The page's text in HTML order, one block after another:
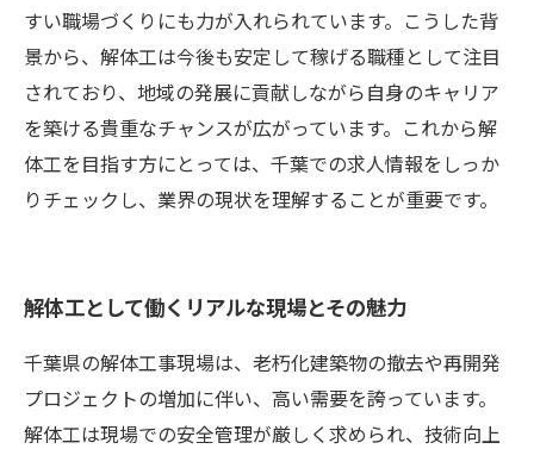
すい職場づくりにも力が入れられています。こうした背
景から、解体工は今後も安定して稼げる職種として注目
されており、地域の発展に貢献しながら自身のキャリア
を築ける貴重なチャンスが広がっています。これから解
体工を目指す方にとっては、千葉での求人情報をしっか
りチェックし、業界の現状を理解することが重要です。
解体工として働くリアルな現場とその魅力
千葉県の解体工事現場は、老朽化建築物の撤去や再開発
プロジェクトの増加に伴い、高い需要を誇っています。
解体工は現場での安全管理が厳しく求められ、技術向上